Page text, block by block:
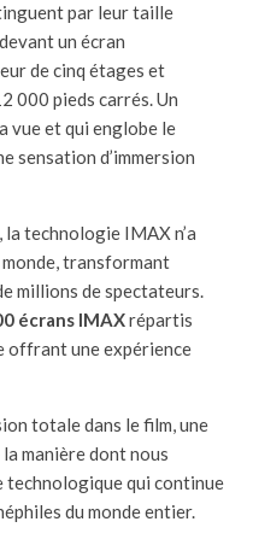
par leur taille
un écran
de cinq étages et
000 pieds carrés. Un
vue et qui englobe le
sensation d’immersion
technologie IMAX n’a
transformant
millions de spectateurs.
écrans IMAXrépartis
offrant une expérience
totale dans le film, une
manière dont nous
technologique qui continue
du monde entier.